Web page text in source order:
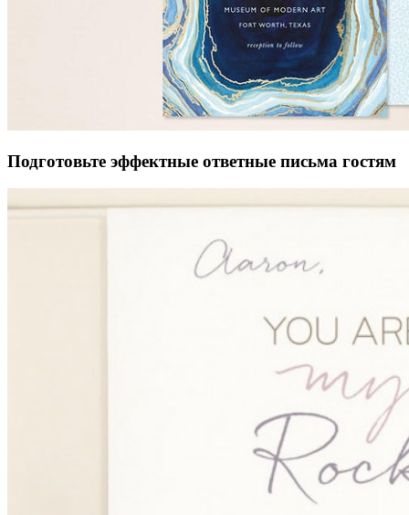
Подготовьте эффектные ответные письма гостям